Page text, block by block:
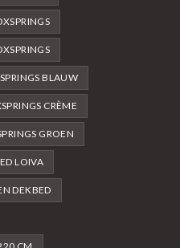
BLAUW
CRÈME
GROEN
LOIVA
DEKBED